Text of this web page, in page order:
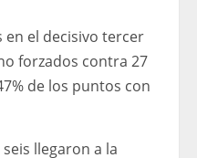
en el decisivo tercer
forzados contra 27
de los puntos con
llegaron a la